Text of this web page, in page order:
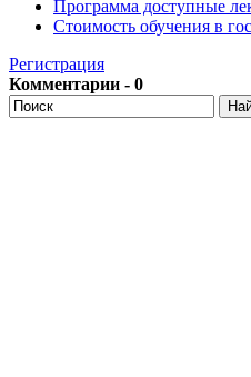
Программа доступные
Стоимость обучения в
Регистрация
Комментарии - 0